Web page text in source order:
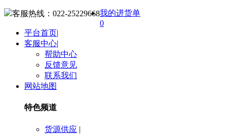
客服热线： 022-25229668我的进货单
0
平台首页|
客服中心|
帮助中心
反馈意见
联系我们
网站地图
特色频道
货源供应 |